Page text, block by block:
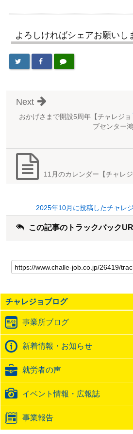
よろしければシェアお願いし
おかげさまで開設5周年 【チャレジョ
ブセンター鴻
Next
11月のカレンダー【チャレ
2025年10月に投稿したチャレ
この記事のトラックバック
の
記
の
ト
ッ
ク
バ
ッ
ク
URL
チャレジョブログ
事業所ブログ
新着情報・お知らせ
就労者の声
イベント情報・広報誌
事業報告